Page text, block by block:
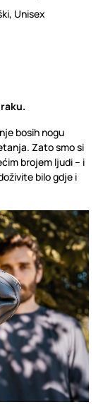
, Unisex
bosih nogu
Zato smo si
brojem ljudi – i
bilo gdje i